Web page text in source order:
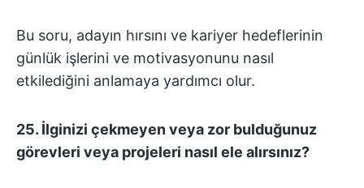
Bu soru, adayın hırsını ve kariyer hedeflerinin
günlük işlerini ve motivasyonunu nasıl
etkilediğini anlamaya yardımcı olur.
25. İlginizi çekmeyen veya zor bulduğunuz
görevleri veya projeleri nasıl ele alırsınız?